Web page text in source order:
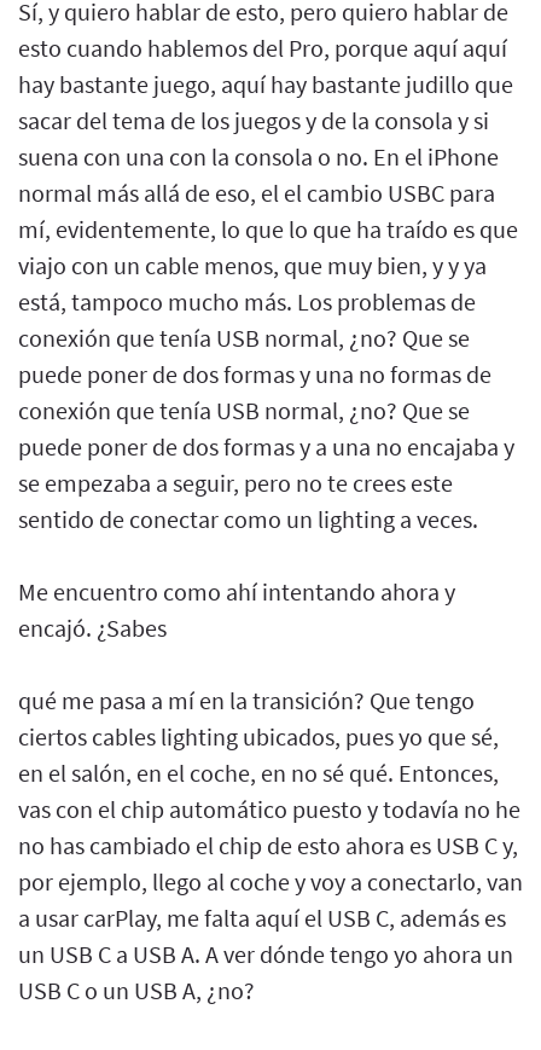
Sí, y quiero hablar de esto, pero quiero hablar de
esto cuando hablemos del Pro, porque aquí aquí
hay bastante juego, aquí hay bastante judillo que
sacar del tema de los juegos y de la consola y si
suena con una con la consola o no. En el iPhone
normal más allá de eso, el el cambio USBC para
mí, evidentemente, lo que lo que ha traído es que
viajo con un cable menos, que muy bien, y y ya
está, tampoco mucho más. Los problemas de
conexión que tenía USB normal, ¿no? Que se
puede poner de dos formas y una no formas de
conexión que tenía USB normal, ¿no? Que se
puede poner de dos formas y a una no encajaba y
se empezaba a seguir, pero no te crees este
sentido de conectar como un lighting a veces.
Me encuentro como ahí intentando ahora y
encajó. ¿Sabes
qué me pasa a mí en la transición? Que tengo
ciertos cables lighting ubicados, pues yo que sé,
en el salón, en el coche, en no sé qué. Entonces,
vas con el chip automático puesto y todavía no he
no has cambiado el chip de esto ahora es USB C y,
por ejemplo, llego al coche y voy a conectarlo, van
a usar carPlay, me falta aquí el USB C, además es
un USB C a USB A. A ver dónde tengo yo ahora un
USB C o un USB A, ¿no?